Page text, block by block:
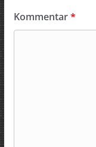
Kommentar*